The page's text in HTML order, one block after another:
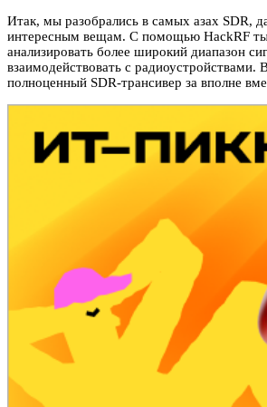
Итак, мы разобрались в самых азах SDR,
интересным вещам. С помощью HackRF
анализировать более широкий диапазон
взаимодействовать с
полноценный SDR-трансивер за вполне